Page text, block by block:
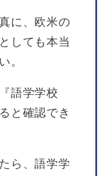
に、欧米の
しても本当
。
語学学校
と確認でき
ら、語学学